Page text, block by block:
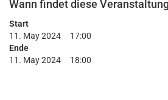
Wann findet diese
Start
11. May 2024
17:00
Ende
11. May 2024
18:00